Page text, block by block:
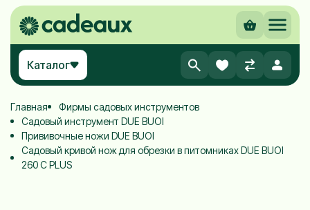
Каталог
Главная
Фирмы садовых инструментов
Садовый инструмент DUE BUOI
Прививочные ножи DUE BUOI
Садовый кривой нож для обрезки в питомниках DUE BUOI
260 C PLUS